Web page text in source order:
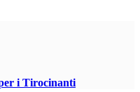
i Tirocinanti